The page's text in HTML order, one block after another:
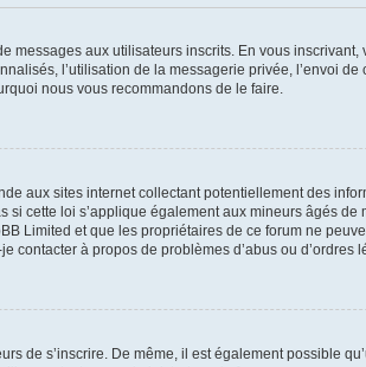
messages aux utilisateurs inscrits. En vous
l’utilisation de la messagerie privée, l’envoi
nous vous recommandons de le faire.
aux sites internet collectant potentiellement des
cette loi s’applique également aux mineurs âgés de
Limited et que les propriétaires de ce forum ne
à propos de problèmes d’abus ou d’ordres
de s’inscrire. De même, il est également possible